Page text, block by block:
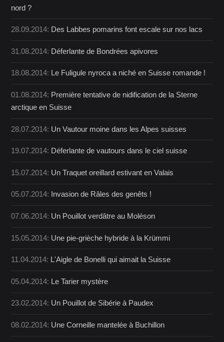
nord ?
28.09.2014: Des Labbes pomarins font escale sur nos lacs
31.08.2014: Déferlante de Bondrées apivores
18.08.2014: Le Fuligule nyroca a niché en Suisse romande !
01.08.2014: Première tentative de nidification de la Sterne
arctique en Suisse
28.07.2014: Un Vautour moine dans les Alpes suisses
19.07.2014: Déferlante de vautours dans le ciel suisse
15.07.2014: Un Traquet oreillard estivant en Valais
05.07.2014: Invasion de Râles des genêts !
07.06.2014: Un Pouillot verdâtre au Moléson
15.05.2014: Une pie-grièche hybride à la Krümmi
11.04.2014: L'Aigle de Bonelli qui aimait la Suisse
05.04.2014: Le Tarier mystère
23.02.2014: Un Pouillot de Sibérie à Paudex
08.02.2014: Une Corneille mantelée à Buchillon